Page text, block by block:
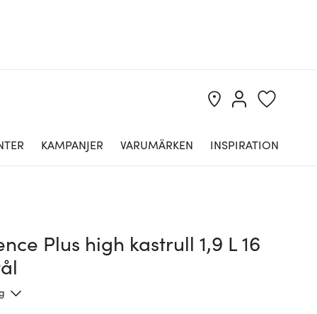
KAMPANJER VARUMÄRKEN INSPIRATION
Plus high kastrull 1,9 L 16